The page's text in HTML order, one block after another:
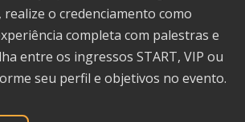
o credenciamento como
completa com palestras e
entre os ingressos START, VIP ou
seu perfil e objetivos no evento.